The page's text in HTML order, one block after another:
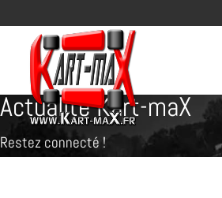
Actualité Kart-maX
Restez connecté !